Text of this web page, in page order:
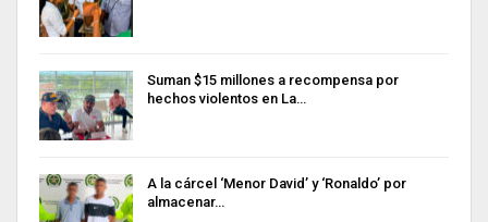
Suman $15 millones a recompensa por
hechos violentos en La…
A la cárcel ‘Menor David’ y ‘Ronaldo’ por
almacenar…